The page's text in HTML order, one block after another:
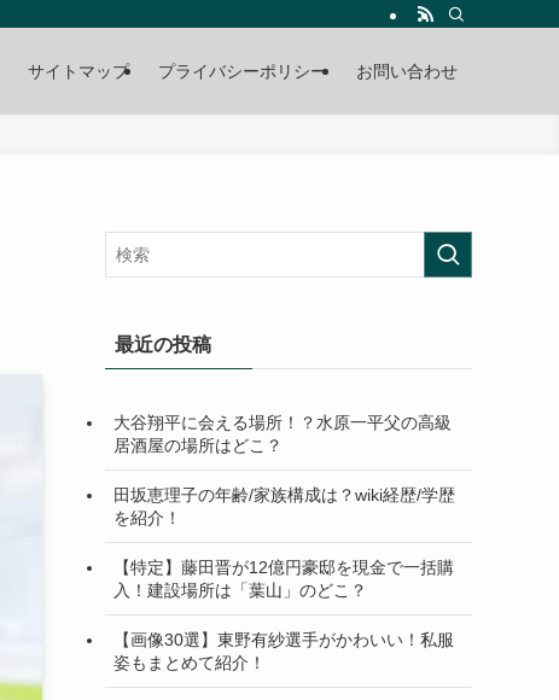
サイトマップ プライバシーポリシー お問い合わせ
最近の投稿
大谷翔平に会える場所！？水原一平父の高級
居酒屋の場所はどこ？
田坂恵理子の年齢/家族構成は？wiki経歴/学歴
を紹介！
【特定】藤田晋が12億円豪邸を現金で一括購
入！建設場所は「葉山」のどこ？
【画像30選】東野有紗選手がかわいい！私服
姿もまとめて紹介！